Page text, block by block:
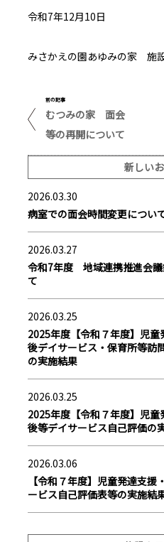
令和7年12月10日
みさかえの園あゆみの家 施
前の記事
むつみの家 面会
等の再開について
新しい
2026.03.30
病室での面会時間変更につい
2026.03.27
令和7年度 地域連携推進会議
て
2026.03.25
2025年度【令和７年度】児童
後デイサービス・保育所等訪
の実施結果
2026.03.25
2025年度【令和７年度】児童
後等デイサービス自己評価の
2026.03.06
【令和７年度】児童発達支援
ービス自己評価表等の実施結